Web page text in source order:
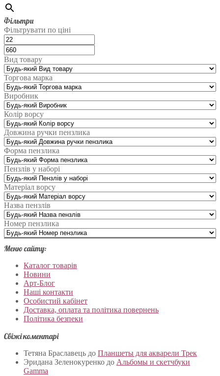
Фільтри
Фільтрувати по ціні
Вид товару
Торгова марка
Виробник
Колір ворсу
Довжина ручки пензлика
Форма пензлика
Пензлів у наборі
Матеріал ворсу
Назва пензлів
Номер пензлика
Меню сайту:
Каталог товарів
Новини
Арт-Блог
Наші контакти
Особистий кабінет
Доставка, оплата та політика повернень
Політика безпеки
Свіжі коментарі
Тетяна Браславець до Планшеты для акварели Трек
Эридана Зеленокуренко до Альбомы и скетчбуки
Gamma